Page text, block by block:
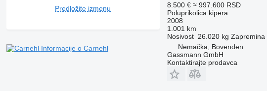
Predložite izmenu
Informacije o Carnehl
8.500 € ≈ 997.600 RSD
Poluprikolica kipera
2008
1.001 km
Nosivost 26.020 kg Zapremina
Nemačka, Bovenden
Gassmann GmbH
Kontaktirajte prodavca